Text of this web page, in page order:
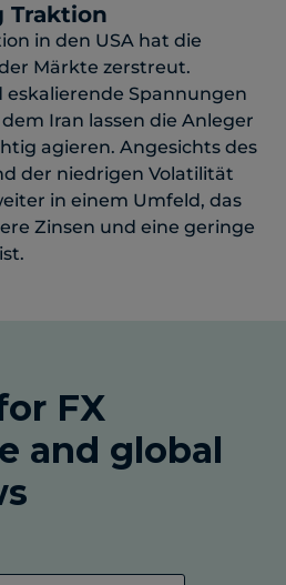
Traktion
in den USA hat die
Märkte zerstreut.
eskalierende Spannungen
Iran lassen die Anleger
agieren. Angesichts des
der niedrigen Volatilität
in einem Umfeld, das
Zinsen und eine geringe